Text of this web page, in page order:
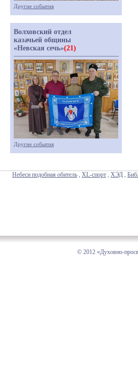
Другие события
Волховский отдел
казачьей общины
«Невская сечь»(21)
Другие события
Небеси подобная обитель , XL-спорт , ХЭД ,
© 2012 «Духовно-